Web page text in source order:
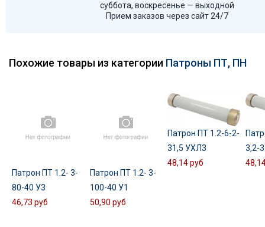
суббота, воскресенье — выходной
Прием заказов через сайт 24/7
Похожие товары из категории Патроны ПТ, ПН
Патрон ПТ 1.2- 3-
80-40 У3
46,73 руб
Патрон ПТ 1.2- 3-
100-40 У1
50,90 руб
Патрон ПТ 1.2-6-2-
31,5 УХЛ3
48,14 руб
3,2-